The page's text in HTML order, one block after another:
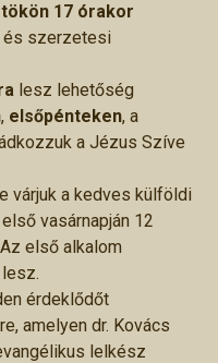
17 órakor
és szerzetesi
lesz lehetőség
, elsőpénteken, a
a Jézus Szíve
várjuk a kedves külföldi
vasárnapján 12
első alkalom
lesz.
érdeklődőt
amelyen dr. Kovács
lelkész